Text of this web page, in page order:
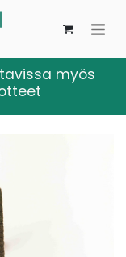
myös